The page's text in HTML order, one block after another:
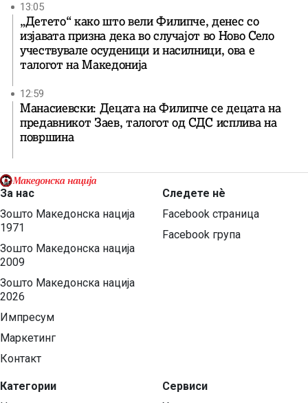
13:05
„Детето“ како што вели Филипче, денес со
изјавата призна дека во случајот во Ново Село
учествувале осуденици и насилници, ова е
талогот на Македонија
12:59
Манасиевски: Децата на Филипче се децата на
предавникот Заев, талогот од СДС исплива на
површина
За нас
Зошто Македонска нација
1971
Зошто Македонска нација
2009
Зошто Македонска нација
2026
Импресум
Маркетинг
Контакт
Категории
Следете нѐ
Facebook страница
Facebook група
Сервиси